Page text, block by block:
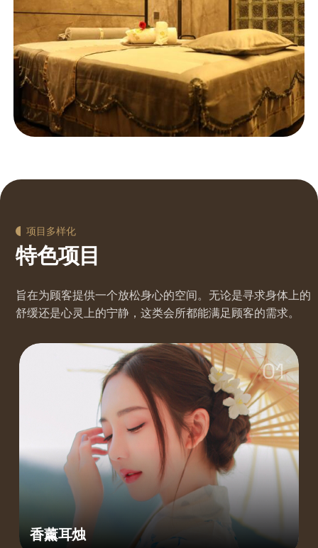
项目多样化
特色项目
旨在为顾客提供一个放松身心的空间。无论是寻求身体上的
舒缓还是心灵上的宁静，这类会所都能满足顾客的需求。
01
香薰耳烛